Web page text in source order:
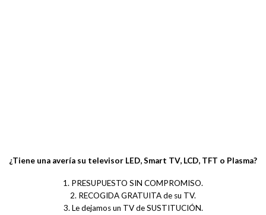
¿Tiene una avería su televisor LED, Smart TV, LCD, TFT o Plasma?
1. PRESUPUESTO SIN COMPROMISO.
2. RECOGIDA GRATUITA de su TV.
3. Le dejamos un TV de SUSTITUCIÓN.